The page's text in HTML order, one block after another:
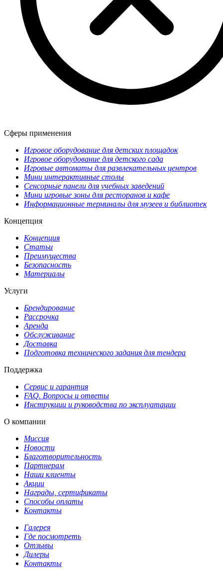
Сферы применения
Игровое оборудование для детских площадок
Игровое оборудование для детского сада
Игровые автоматы для развлекательных центров
Мини интерактивные столы
Сенсорные панели для учебных заведений
Мини игровые зоны для ресторанов и кафе
Информационные терминалы для музеев и библиотек
Концепция
Концепция
Статьи
Преимущества
Безопасность
Материалы
Услуги
Брендирование
Рассрочка
Аренда
Обслуживание
Доставка
Подготовка технического задания для тендера
Поддержка
Сервис и гарантия
FAQ. Вопросы и ответы
Инструкции и руководства по эксплуатации
О компании
Миссия
Новости
Благотворительность
Партнерам
Наши клиенты
Акции
Награды, сертификаты
Способы оплаты
Контакты
Галерея
Где посмотреть
Отзывы
Дилеры
Контакты